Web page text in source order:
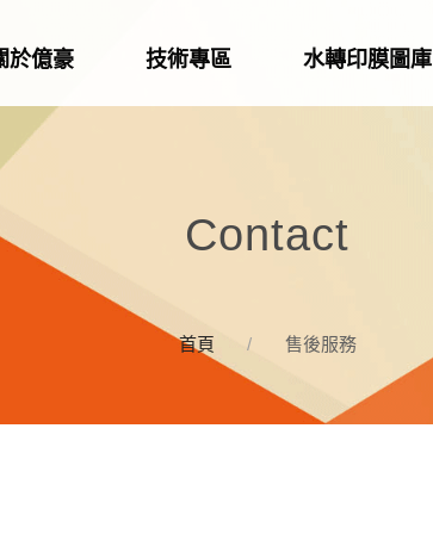
於億豪 技術專區 水轉印膜圖庫
Contact
首頁 售後服務